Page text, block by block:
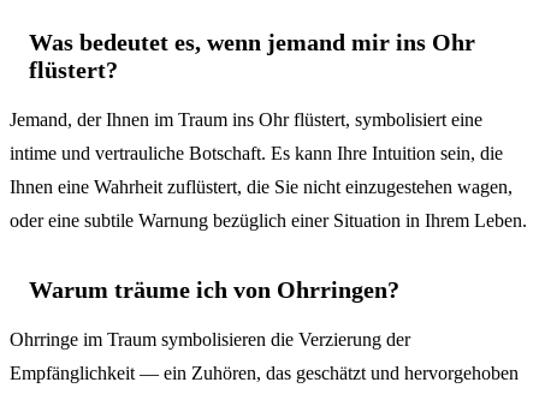
Was bedeutet es, wenn jemand mir ins Ohr
flüstert?
Jemand, der Ihnen im Traum ins Ohr flüstert, symbolisiert eine
intime und vertrauliche Botschaft. Es kann Ihre Intuition sein, die
Ihnen eine Wahrheit zuflüstert, die Sie nicht einzugestehen wagen,
oder eine subtile Warnung bezüglich einer Situation in Ihrem Leben.
Warum träume ich von Ohrringen?
Ohrringe im Traum symbolisieren die Verzierung der
Empfänglichkeit — ein Zuhören, das geschätzt und hervorgehoben